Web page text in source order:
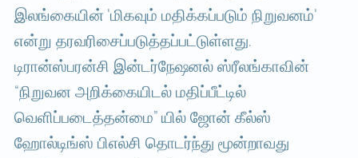
இலங்கையின் 'மிகவும் மதிக்கப்படும் நிறுவனம்'
என்று தரவரிசைப்படுத்தப்பட்டுள்ளது.
டிரான்ஸ்பரன்சி இன்டர்நேஷனல் ஸ்ரீலங்காவின்
“நிறுவன அறிக்கையிடல் மதிப்பீட்டில்
வெளிப்படைத்தன்மை” யில் ஜோன் கீல்ஸ்
ஹோல்டிங்ஸ் பிஎல்சி தொடர்ந்து மூன்றாவது